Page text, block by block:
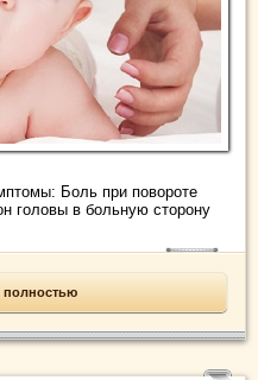
Боль при повороте
головы в больную сторону
полностью